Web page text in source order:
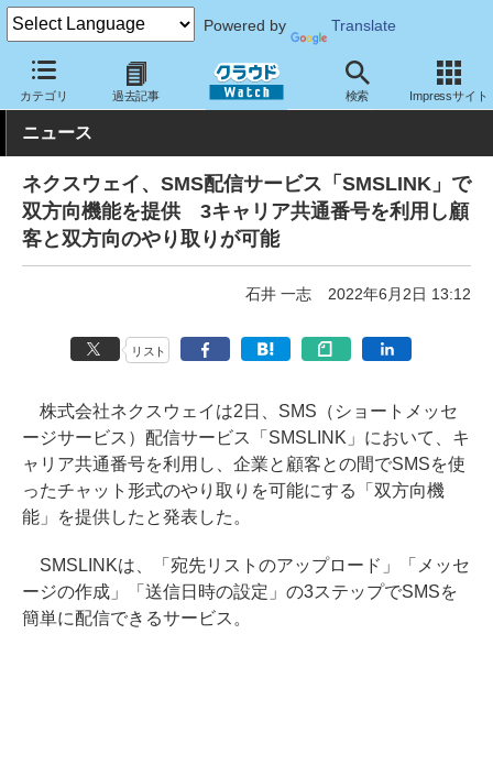
Powered by Translate
カテゴリ 過去記事 検索 Impressサイト
クラウド Watch ネットワーク ネットサービス
ニュース
ネクスウェイ、SMS配信サービス「SMSLINK」で
双方向機能を提供 3キャリア共通番号を利用し顧
客と双方向のやり取りが可能
石井 一志 2022年6月2日 13:12
リスト
株式会社ネクスウェイは2日、SMS（ショートメッセ
ージサービス）配信サービス「SMSLINK」において、キ
ャリア共通番号を利用し、企業と顧客との間でSMSを使
ったチャット形式のやり取りを可能にする「双方向機
能」を提供したと発表した。
SMSLINKは、「宛先リストのアップロード」「メッセ
ージの作成」「送信日時の設定」の3ステップでSMSを
簡単に配信できるサービス。